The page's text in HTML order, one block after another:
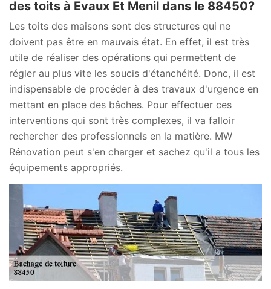
des toits à Evaux Et Menil dans le 88450?
Les toits des maisons sont des structures qui ne
doivent pas être en mauvais état. En effet, il est très
utile de réaliser des opérations qui permettent de
régler au plus vite les soucis d'étanchéité. Donc, il est
indispensable de procéder à des travaux d'urgence en
mettant en place des bâches. Pour effectuer ces
interventions qui sont très complexes, il va falloir
rechercher des professionnels en la matière. MW
Rénovation peut s'en charger et sachez qu'il a tous les
équipements appropriés.